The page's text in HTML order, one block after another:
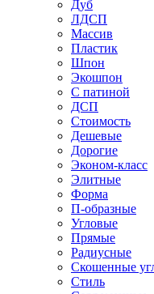
Дуб
ЛДСП
Массив
Пластик
Шпон
Экошпон
С патиной
ДСП
Стоимость
Дешевые
Дорогие
Эконом-класс
Элитные
Форма
П-образные
Угловые
Прямые
Радиусные
Скошенные
Стиль